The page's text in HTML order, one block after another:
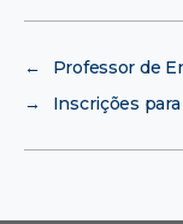
←
Professor de
→
Inscrições